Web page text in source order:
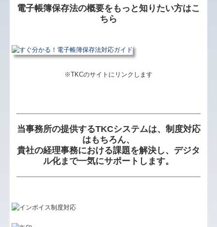
電子帳簿保存法の概要をもっと知りたい方はこ
ちら
※TKCのサイトにリンクします
当事務所の提供するTKCシステムは、制度対応
はもちろん、
貴社の経理事務における課題を解決し、デジタ
ル化まで一気にサポートします。